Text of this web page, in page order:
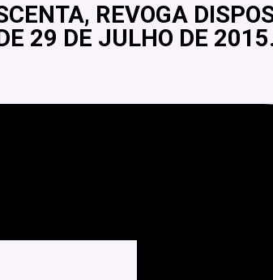
REVOGA
29 DE JULHO DE